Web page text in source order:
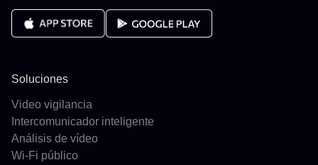
Soluciones
Video vigilancia
Intercomunicador inteligente
Análisis de vídeo
Wi-Fi público